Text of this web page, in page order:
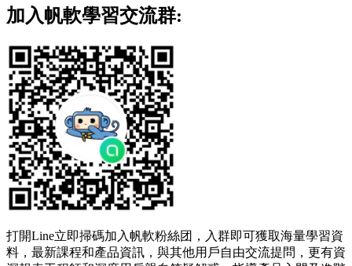
加入帆軟學習交流群:
打開Line立即掃碼加入帆軟粉絲团，入群即可獲取海量學習資
料，最新課程和產品資訊，與其他用戶自由交流提問，更有資